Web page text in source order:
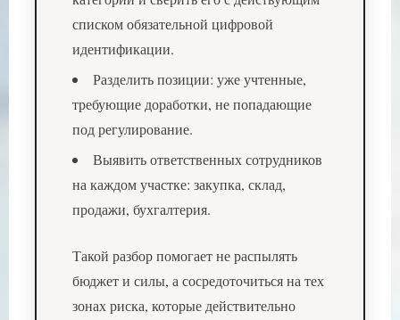
списком обязательной цифровой
идентификации.
Разделить позиции: уже учтенные,
требующие доработки, не попадающие
под регулирование.
Выявить ответственных сотрудников
на каждом участке: закупка, склад,
продажи, бухгалтерия.
Такой разбор помогает не распылять
бюджет и силы, а сосредоточиться на тех
зонах риска, которые действительно